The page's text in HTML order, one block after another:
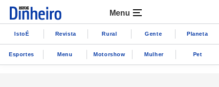
Menu
IstoÉ Revista Rural Gente Planeta
Esportes Menu Motorshow Mulher Pet